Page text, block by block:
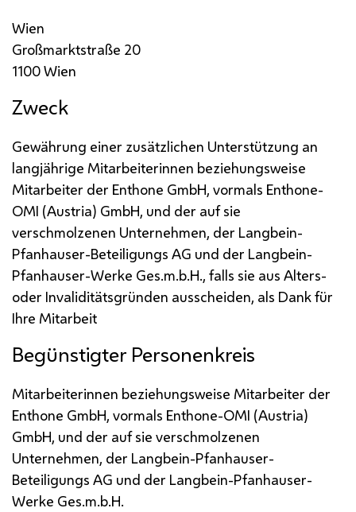
Wien
Großmarktstraße 20
1100 Wien
Zweck
Gewährung einer zusätzlichen Unterstützung an
langjährige Mitarbeiterinnen beziehungsweise
Mitarbeiter der Enthone GmbH, vormals Enthone-
OMI (Austria) GmbH, und der auf sie
verschmolzenen Unternehmen, der Langbein-
Pfanhauser-Beteiligungs AG und der Langbein-
Pfanhauser-Werke Ges.m.b.H., falls sie aus Alters-
oder Invaliditätsgründen ausscheiden, als Dank für
Ihre Mitarbeit
Begünstigter Personenkreis
Mitarbeiterinnen beziehungsweise Mitarbeiter der
Enthone GmbH, vormals Enthone-OMI (Austria)
GmbH, und der auf sie verschmolzenen
Unternehmen, der Langbein-Pfanhauser-
Beteiligungs AG und der Langbein-Pfanhauser-
Werke Ges.m.b.H.